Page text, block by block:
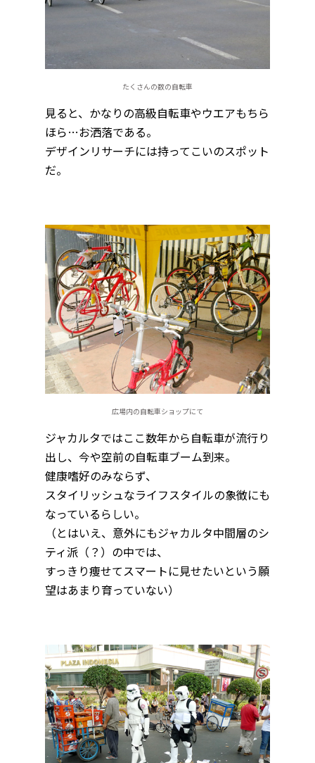
たくさんの数の自転車
見ると、かなりの高級自転車やウエアもちら
ほら…お洒落である。
デザインリサーチには持ってこいのスポット
だ。
広場内の自転車ショップにて
ジャカルタではここ数年から自転車が流行り
出し、今や空前の自転車ブーム到来。
健康嗜好のみならず、
スタイリッシュなライフスタイルの象徴にも
なっているらしい。
（とはいえ、意外にもジャカルタ中間層のシ
ティ派（？）の中では、
すっきり痩せてスマートに見せたいという願
望はあまり育っていない）